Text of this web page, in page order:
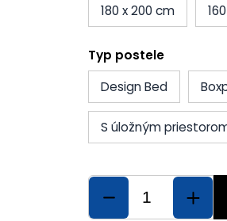
180 x 200 cm
Typ postele
Design Bed
S úložným